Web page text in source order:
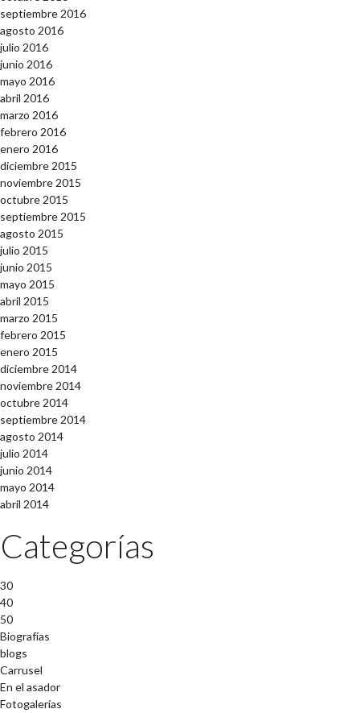
septiembre 2016
agosto 2016
julio 2016
junio 2016
mayo 2016
abril 2016
marzo 2016
febrero 2016
enero 2016
diciembre 2015
noviembre 2015
octubre 2015
septiembre 2015
agosto 2015
julio 2015
junio 2015
mayo 2015
abril 2015
marzo 2015
febrero 2015
enero 2015
diciembre 2014
noviembre 2014
octubre 2014
septiembre 2014
agosto 2014
julio 2014
junio 2014
mayo 2014
abril 2014
Categorías
30
40
50
Biografías
blogs
Carrusel
En el asador
Fotogalerías